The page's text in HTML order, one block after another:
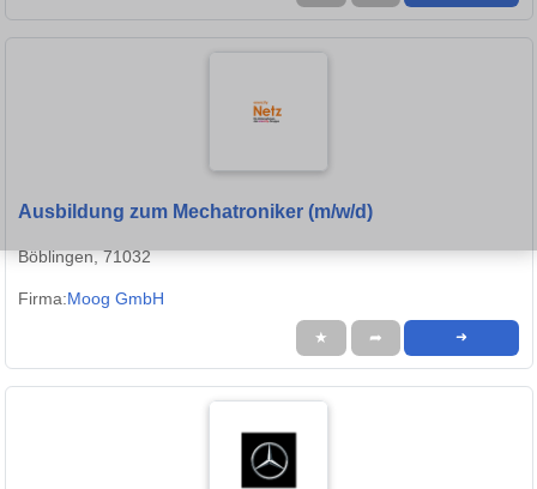
Ausbildung zum Mechatroniker (m/w/d)
Böblingen, 71032
Firma:Moog GmbH
★ ➦ ➜